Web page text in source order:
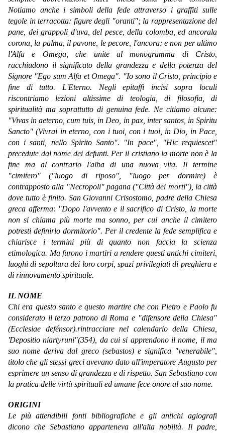
Notiamo anche i simboli della fede attraverso i graffiti sulle
tegole in terracotta: figure degli "oranti"; la rappresentazione del
pane, dei grappoli d'uva, del pesce, della colomba, ed ancorala
corona, la palma, il pavone, le pecore, l'ancora; e non per ultimo
l'Alfa e Omega, che unite al monogramma di Cristo,
racchiudono il significato della grandezza e della potenza del
Signore "Ego sum Alfa et Omega". "Io sono il Cristo, principio e
fine di tutto. L'Eterno. Negli epitaffi incisi sopra loculi
riscontriamo lezioni altissime di teologia, di filosofia, di
spiritualità ma soprattutto di genuina fede. Ne citiamo alcune:
"Vivas in aeterno, cum tuis, in Deo, in pax, inter santos, in Spiritu
Sancto" (Vivrai in eterno, con i tuoi, con i tuoi, in Dio, in Pace,
con i santi, nello Spirito Santo". "In pace", "Hic requiescet"
precedute dal nome dei defunti. Per il cristiano la morte non è la
fine ma al contrario l'alba di una nuova vita. Il termine
"cimitero" ("luogo di riposo", "luogo per dormire) è
contrapposto alla "Necropoli" pagana ("Città dei morti"), la città
dove tutto è finito. San Giovanni Crisostomo, padre della Chiesa
greca afferma: "Dopo l'avvento e il sacrifico di Cristo, la morte
non si chiama più morte ma sonno, per cui anche il cimitero
potresti definirlo dormitorio". Per il credente la fede semplifica e
chiarisce i termini più di quanto non faccia la scienza
etimologica. Ma furono i martiri a rendere questi antichi cimiteri,
luoghi di sepoltura dei loro corpi, spazi privilegiati di preghiera e
di rinnovamento spirituale.
IL NOME
Chi era questo santo e questo martire che con Pietro e Paolo fu
considerato il terzo patrono di Roma e "difensore della Chiesa"
(Ecclesiae defénsor).rintracciare nel calendario della Chiesa,
'Depositio niartyruni"(354), da cui si apprendono il nome, il ma
suo nome deriva dal greco (sebastos) e significa "venerabile",
titolo che gli stessi greci avevano dato all'imperatore Augusto per
esprimere un senso di grandezza e di rispetto. San Sebastiano con
la pratica delle virtù spirituali ed umane fece onore al suo nome.
ORIGINI
Le più attendibili fonti bibliografiche e gli antichi agiografi
dicono che Sebastiano apparteneva all'alta nobiltà. Il padre,